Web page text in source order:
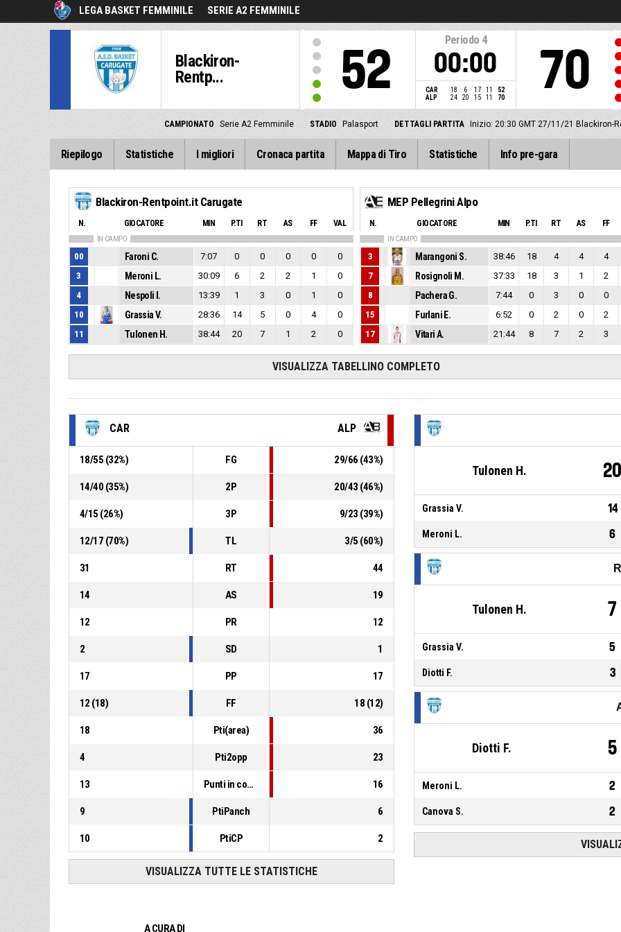
LEGA BASKET FEMMINILE SERIE A2 FEMMINILE
Blackiron-
Rentp...
52
Periodo 4
00:00
CAR 18 6 17 11
52
ALP
24 20 15 11 70 70
CAMPIONATO Serie A2 Femminile STADIO Palasport DETTAGLI PARTITA Inizio: 20:30 GMT 27/11/21 Blackiron-
Riepilogo Statistiche I migliori Cronaca partita Mappa di Tiro Statistiche Info pre-gara
Blackiron-Rentpoint.it Carugate
N. GIOCATORE MIN P.TI RT AS FF VAL
IN CAMPO
00 Faroni C. 7:07 0 0 0 0
0
3
Meroni L. 30:09 6 2 2 1
0
4
Nespoli I. 13:39 1 3 0 1
0
10
Grassia V. 28:36 14 5 0 4
0
11
Tulonen H. 38:44 20 7 1 2 0
MEP Pellegrini Alpo
N. GIOCATORE MIN P.TI RT AS FF
IN CAMPO
3 Marangoni S. 38:46 18 4 4 4
7
Rosignoli M. 37:33 18 3 1 2
8
Pachera G. 7:44 0 3 0 0
15
Furlani E. 6:52 0 2 0 2
17
Vitari A. 21:44 8 7 2 3
VISUALIZZA TABELLINO COMPLETO
CAR ALP
18/55 (32%) FG 29/66 (43%)
14/40 (35%) 2P 20/43 (46%)
4/15 (26%) 3P 9/23 (39%)
12/17 (70%) TL 3/5 (60%)
31 RT 44
14 AS 19
12 PR 12
2 SD 1
17 PP 17
12 (18) FF 18 (12)
18 Pti(area) 36
4 Pti2opp 23
13 Punti in contropiede 16
9 PtiPanch 6
10 PtiCP 2
VISUALIZZA TUTTE LE STATISTICHE
Tulonen H. 20
Grassia V. 14
Meroni L. 6
Tulonen H. 7
Grassia V. 5
Diotti F. 3
Diotti F. 5
Meroni L. 2
Canova S. 2
A CURA DI